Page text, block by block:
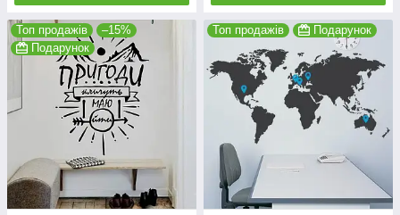
Топ продажів
–15%
Подарунок
Топ продажів Подарунок